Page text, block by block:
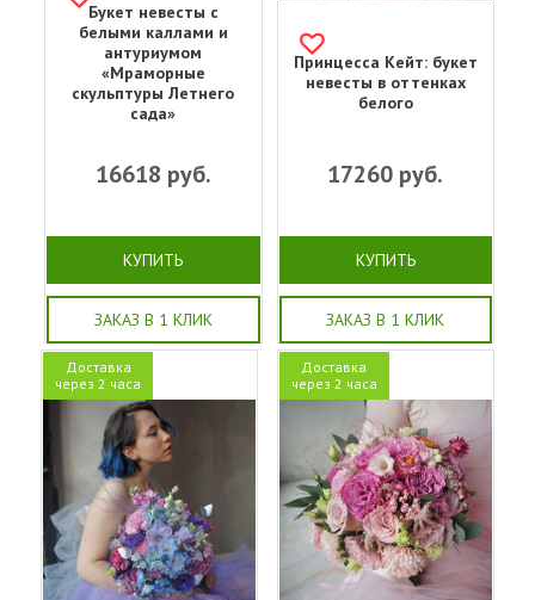
Букет невесты с
белыми каллами и
антуриумом
«Мраморные
скульптуры Летнего
сада»
16618 руб.
КУПИТЬ
ЗАКАЗ В 1 КЛИК
Принцесса Кейт: букет
невесты в оттенках
белого
17260 руб.
КУПИТЬ
ЗАКАЗ В 1 КЛИК
Доставка
через 2 часа
Доставка
через 2 часа